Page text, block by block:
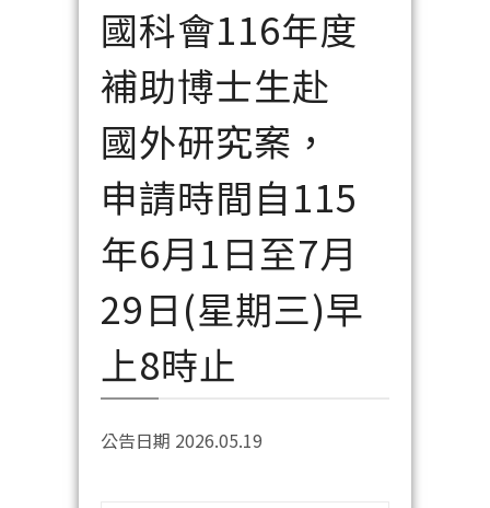
國科會116年度
補助博士生赴
國外研究案，
申請時間自115
年6月1日至7月
29日(星期三)早
上8時止
公告日期 2026.05.19